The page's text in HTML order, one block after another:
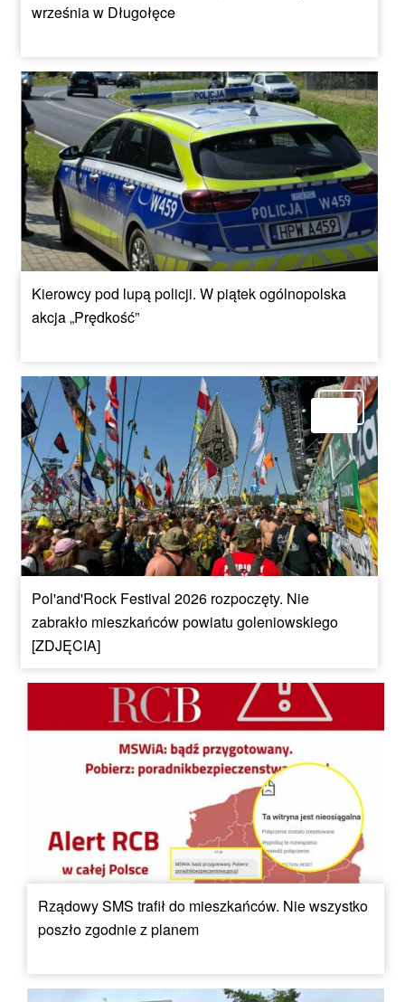
września w Długołęce
Kierowcy pod lupą policji. W piątek ogólnopolska
akcja „Prędkość”
Pol'and'Rock Festival 2026 rozpoczęty. Nie
zabrakło mieszkańców powiatu goleniowskiego
[ZDJĘCIA]
Rządowy SMS trafił do mieszkańców. Nie wszystko
poszło zgodnie z planem